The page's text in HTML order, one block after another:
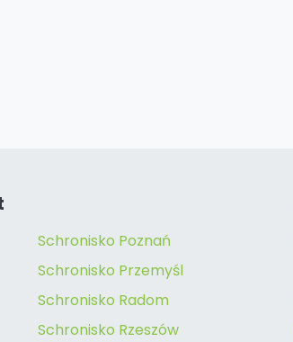
Schronisko Poznań
Schronisko Przemyśl
Schronisko Radom
Schronisko Rzeszów